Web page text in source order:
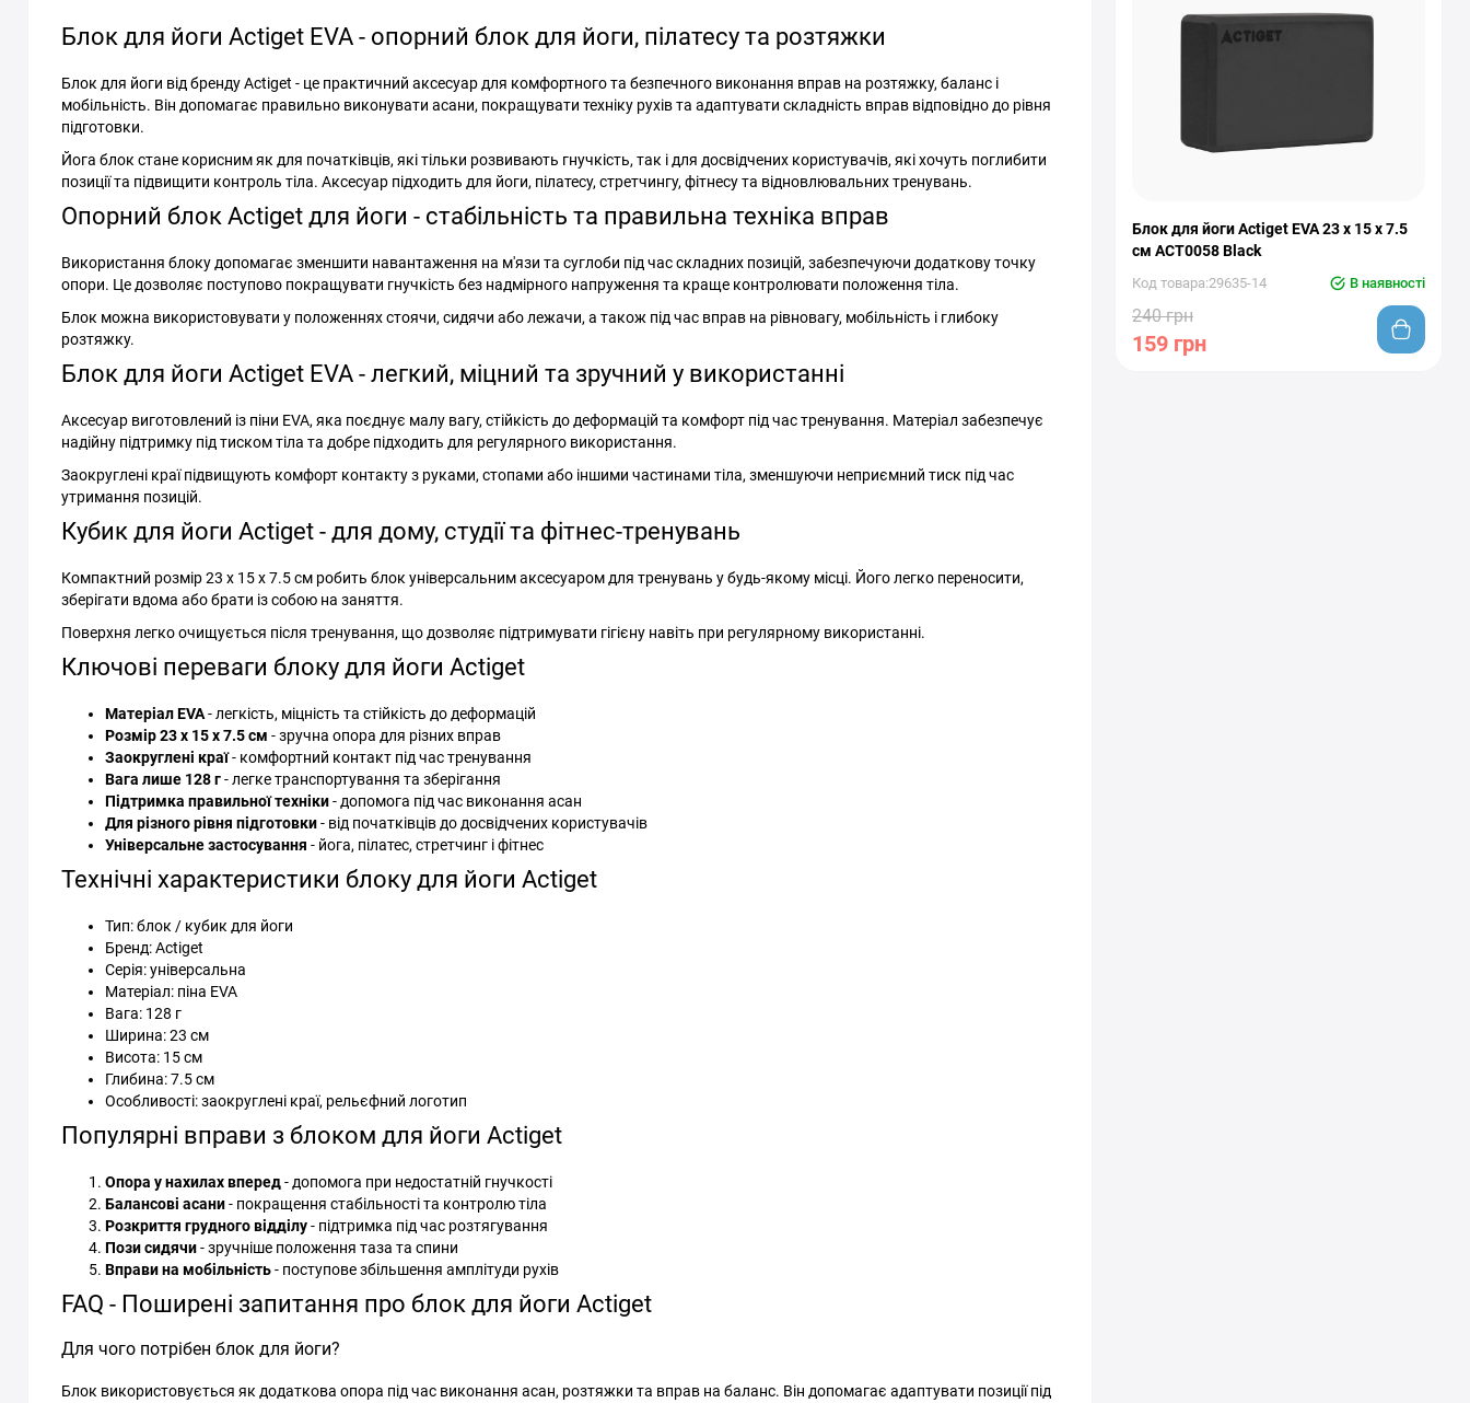
Блок для йоги Actiget EVA - опорний блок для йоги, пілатесу та розтяжки
Блок для йоги від бренду Actiget - це практичний аксесуар для комфортного та безпечного виконання вправ на розтяжку, баланс і
мобільність. Він допомагає правильно виконувати асани, покращувати техніку рухів та адаптувати складність вправ відповідно до рівня
підготовки.
Йога блок стане корисним як для початківців, які тільки розвивають гнучкість, так і для досвідчених користувачів, які хочуть поглибити
позиції та підвищити контроль тіла. Аксесуар підходить для йоги, пілатесу, стретчингу, фітнесу та відновлювальних тренувань.
Опорний блок Actiget для йоги - стабільність та правильна техніка вправ
Використання блоку допомагає зменшити навантаження на м'язи та суглоби під час складних позицій, забезпечуючи додаткову точку
опори. Це дозволяє поступово покращувати гнучкість без надмірного напруження та краще контролювати положення тіла.
Блок можна використовувати у положеннях стоячи, сидячи або лежачи, а також під час вправ на рівновагу, мобільність і глибоку
розтяжку.
Блок для йоги Actiget EVA - легкий, міцний та зручний у використанні
Аксесуар виготовлений із піни EVA, яка поєднує малу вагу, стійкість до деформацій та комфорт під час тренування. Матеріал забезпечує
надійну підтримку під тиском тіла та добре підходить для регулярного використання.
Заокруглені краї підвищують комфорт контакту з руками, стопами або іншими частинами тіла, зменшуючи неприємний тиск під час
утримання позицій.
Кубик для йоги Actiget - для дому, студії та фітнес-тренувань
Компактний розмір 23 x 15 x 7.5 см робить блок універсальним аксесуаром для тренувань у будь-якому місці. Його легко переносити,
зберігати вдома або брати із собою на заняття.
Поверхня легко очищується після тренування, що дозволяє підтримувати гігієну навіть при регулярному використанні.
Ключові переваги блоку для йоги Actiget
Матеріал EVA- легкість, міцність та стійкість до деформацій
Розмір 23 x 15 x 7.5 см - зручна опора для різних вправ
Заокруглені краї- комфортний контакт під час тренування
Вага лише 128 г- легке транспортування та зберігання
Підтримка правильної техніки- допомога під час виконання асан
Для різного рівня підготовки- від початківців до досвідчених користувачів
Універсальне застосування - йога, пілатес, стретчинг і фітнес
Технічні характеристики блоку для йоги Actiget
Тип: блок / кубик для йоги
Бренд: Actiget
Серія: універсальна
Матеріал: піна EVA
Вага: 128 г
Ширина: 23 см
Висота: 15 см
Глибина: 7.5 см
Особливості: заокруглені краї, рельєфний логотип
Популярні вправи з блоком для йоги Actiget
Опора у нахилах вперед- допомога при недостатній гнучкості
Балансові асани- покращення стабільності та контролю тіла
Розкриття грудного відділу- підтримка під час розтягування
Пози сидячи- зручніше положення таза та спини
Вправи на мобільність- поступове збільшення амплітуди рухів
FAQ - Поширені запитання про блок для йоги Actiget
Для чого потрібен блок для йоги?
Блок використовується як додаткова опора під час виконання асан, розтяжки та вправ на баланс. Він допомагає адаптувати позиції під
Блок для йоги Actiget EVA 23 x 15 x 7.5
см ACT0058 Black
Код товара:29635-14 В наявності
240 грн
159 грн